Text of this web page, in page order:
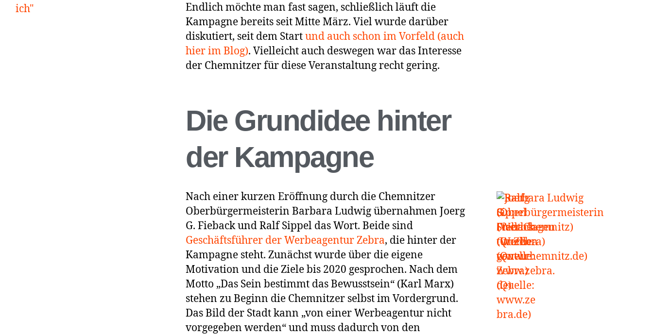
Endlich möchte man fast sagen, schließlich läuft die
Kampagne bereits seit Mitte März. Viel wurde darüber
diskutiert, seit dem Startund auch schon im Vorfeld (auch
hier im Blog). Vielleicht auch deswegen war das Interesse
der Chemnitzer für diese Veranstaltung recht gering.
Die Grundidee hinter
der Kampagne
Nach einer kurzen Eröffnung durch die Chemnitzer
Oberbürgermeisterin Barbara Ludwig übernahmen Joerg
G. Fieback und Ralf Sippel das Wort. Beide sind
Geschäftsführer der Werbeagentur Zebra, die hinter der
Kampagne steht. Zunächst wurde über die eigene
Motivation und die Ziele bis 2020 gesprochen. Nach dem
Motto „Das Sein bestimmt das Bewusstsein“ (Karl Marx)
stehen zu Beginn die Chemnitzer selbst im Vordergrund.
Das Bild der Stadt kann „von einer Werbeagentur nicht
vorgegeben werden“ und muss dadurch von den